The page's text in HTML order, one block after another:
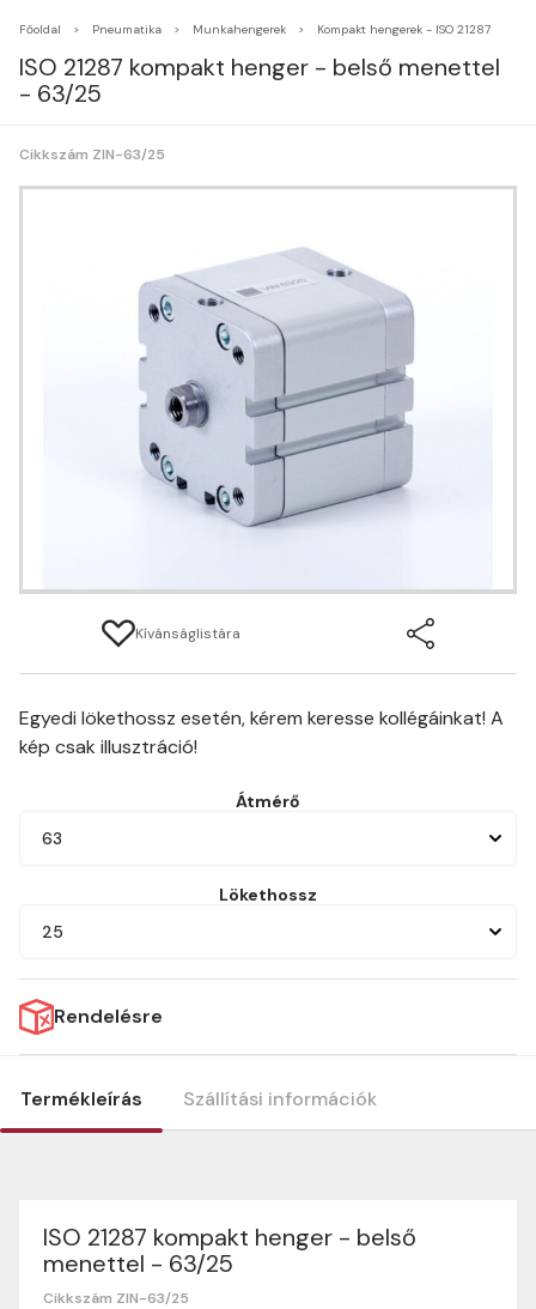
Főoldal Pneumatika Munkahengerek Kompakt hengerek - ISO 21287
ISO 21287 kompakt henger - belső menettel
- 63/25
Cikkszám ZIN-63/25
Kívánságlistára
Egyedi lökethossz esetén, kérem keresse kollégáinkat! A
kép csak illusztráció!
Átmérő
63
Lökethossz
25
Rendelésre
Termékleírás Szállítási információk
ISO 21287 kompakt henger - belső
menettel - 63/25
Cikkszám ZIN-63/25
Szállítási információk
Nagyon köszönjük, hogy webshopunkat választottátok
vásárlásaitokhoz. Az alábbiakban megtaláljátok szállítási